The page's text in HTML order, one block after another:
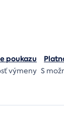
poukazu
výmeny S